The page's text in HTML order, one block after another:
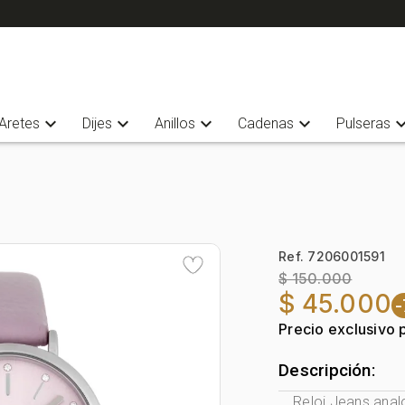
expand_more Dijes expand_more Anillos expand_more Cadenas expand_more Pulseras
Ref. 7206001591
$ 150.000
$ 45.000
Precio exclusivo
Descripción: